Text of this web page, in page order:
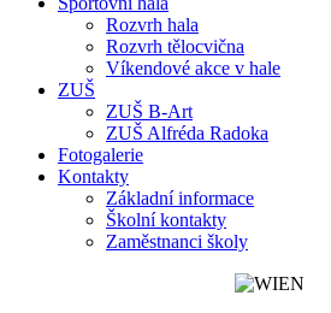
Rozvrh hala
Rozvrh tělocvična
Víkendové akce v hale
ZUŠ
ZUŠ B-Art
ZUŠ Alfréda Radoka
Fotogalerie
Kontakty
Základní informace
Školní kontakty
Zaměstnanci školy